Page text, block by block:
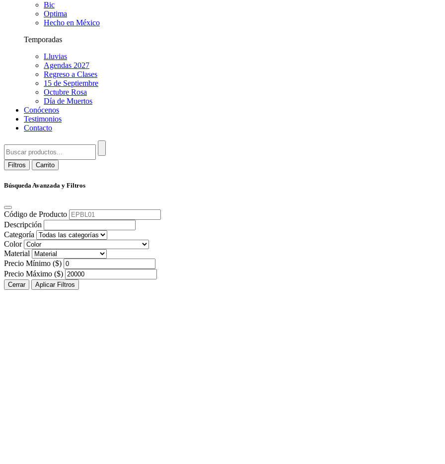
Bic
Optima
Hecho en México
Temporadas
Lluvias
Agendas 2027
Regreso a Clases
15 de Septiembre
Octubre Rosa
Día de Muertos
Conócenos
Testimonios
Contacto
Filtros Carrito
Búsqueda Avanzada y Filtros
Código de Producto
Descripción
Categoría
Color
Material
Precio Mínimo ($)
Precio Máximo ($)
Cerrar Aplicar Filtros